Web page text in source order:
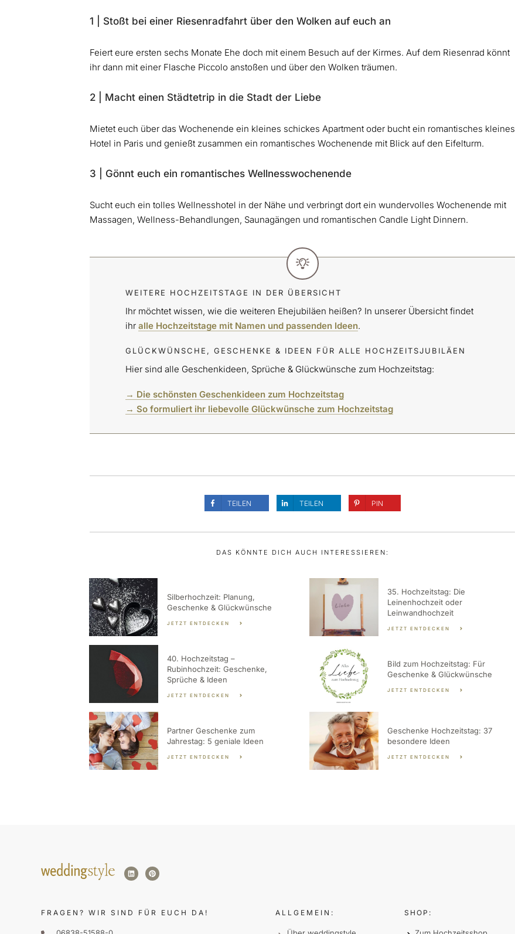
1 | Stoßt bei einer Riesenradfahrt über den Wolken auf euch an
Feiert eure ersten sechs Monate Ehe doch mit einem Besuch auf der Kirmes. Auf dem Riesenrad könnt
ihr dann mit einer Flasche Piccolo anstoßen und über den Wolken träumen.
2 | Macht einen Städtetrip in die Stadt der Liebe
Mietet euch über das Wochenende ein kleines schickes Apartment oder bucht ein romantisches kleines
Hotel in Paris und genießt zusammen ein romantisches Wochenende mit Blick auf den Eifelturm.
3 | Gönnt euch ein romantisches Wellnesswochenende
Sucht euch ein tolles Wellnesshotel in der Nähe und verbringt dort ein wundervolles Wochenende mit
Massagen, Wellness-Behandlungen, Saunagängen und romantischen Candle Light Dinnern.
WEITERE HOCHZEITSTAGE IN DER ÜBERSICHT
Ihr möchtet wissen, wie die weiteren Ehejubiläen heißen? In unserer Übersicht findet
ihr alle Hochzeitstage mit Namen und passenden Ideen.
GLÜCKWÜNSCHE, GESCHENKE & IDEEN FÜR ALLE HOCHZEITSJUBILÄEN
Hier sind alle Geschenkideen, Sprüche & Glückwünsche zum Hochzeitstag:
→ Die schönsten Geschenkideen zum Hochzeitstag
→ So formuliert ihr liebevolle Glückwünsche zum Hochzeitstag
TEILEN TEILEN PIN
DAS KÖNNTE DICH AUCH INTERESSIEREN:
Silberhochzeit: Planung,
Geschenke & Glückwünsche
JETZT ENTDECKEN
35. Hochzeitstag: Die
Leinenhochzeit oder
Leinwandhochzeit
JETZT ENTDECKEN
40. Hochzeitstag –
Rubinhochzeit: Geschenke,
Sprüche & Ideen
JETZT ENTDECKEN
Bild zum Hochzeitstag: Für
Geschenke & Glückwünsche
JETZT ENTDECKEN
Partner Geschenke zum
Jahrestag: 5 geniale Ideen
JETZT ENTDECKEN
Geschenke Hochzeitstag: 37
besondere Ideen
JETZT ENTDECKEN
FRAGEN? WIR SIND FÜR EUCH DA! ALLGEMEIN: SHOP: